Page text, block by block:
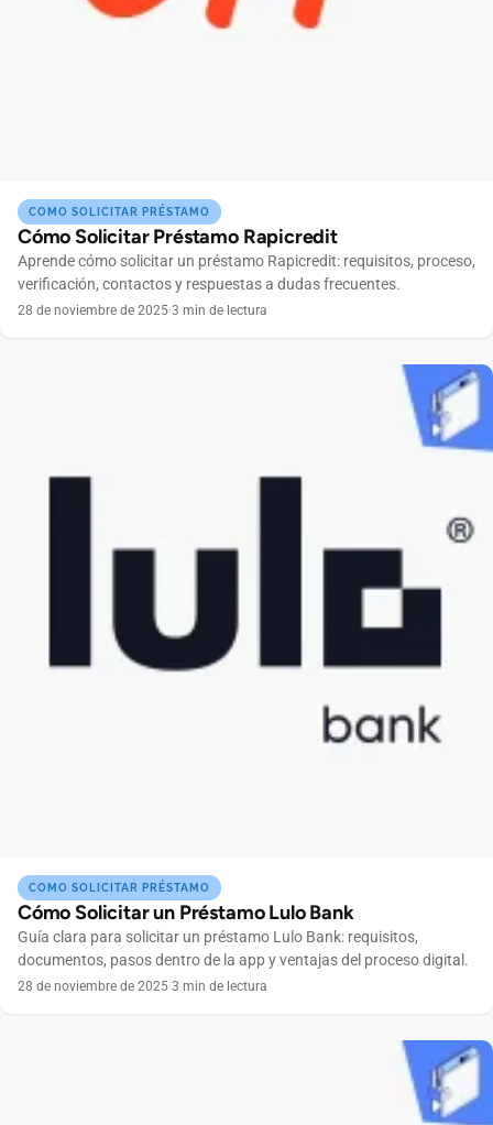
COMO SOLICITAR PRÉSTAMO
Cómo Solicitar Préstamo Rapicredit
Aprende cómo solicitar un préstamo Rapicredit: requisitos, proceso,
verificación, contactos y respuestas a dudas frecuentes.
28 de noviembre de 2025·3 min de lectura
COMO SOLICITAR PRÉSTAMO
Cómo Solicitar un Préstamo Lulo Bank
Guía clara para solicitar un préstamo Lulo Bank: requisitos,
documentos, pasos dentro de la app y ventajas del proceso digital.
28 de noviembre de 2025·3 min de lectura